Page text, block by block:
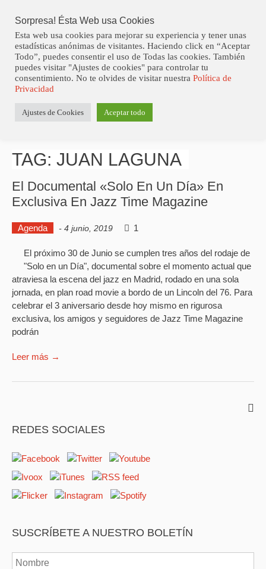
content
Posts tagged "Juan Laguna"
TAG: JUAN LAGUNA
El Documental «Solo En Un Día» En
Exclusiva En Jazz Time Magazine
Agenda -4 junio, 2019 1
El próximo 30 de Junio se cumplen tres años del rodaje de
"Solo en un Día", documental sobre el momento actual que
atraviesa la escena del jazz en Madrid, rodado en una sola
jornada, en plan road movie a bordo de un Lincoln del 76. Para
celebrar el 3 aniversario desde hoy mismo en rigurosa
exclusiva, los amigos y seguidores de Jazz Time Magazine
podrán
Leer más →
REDES SOCIALES
SUSCRÍBETE A NUESTRO BOLETÍN
Sorpresa! Ésta Web usa Cookies
Esta web usa cookies para mejorar su experiencia y tener unas
estadísticas anónimas de visitantes. Haciendo click en “Aceptar
Todo”, puedes consentir el uso de Todas las cookies. También
puedes visitar "Ajustes de cookies" para controlar tu
consentimiento. No te olvides de visitar nuestra Política de
Privacidad
Ajustes de Cookies Aceptar todo